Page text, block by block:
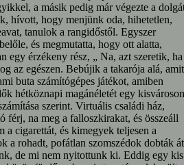
a másik pedig már végezte a
hívott, hogy menjünk oda, hihetetlen,
tanulok a rangidőstől. Egyszer
és megmutatta, hogy ott alatta,
egy érzékeny rész, „ Na, azt szeretik, ha
az egészen. Bebújik a takarója alá, amit
buta számítógépes játékot, amiben
hétköznapi magánéletét egy kisvároson
szerint. Virtuális családi ház,
férj, na meg a falloszkirakat, és összeáll
cigarettát, és kimegyek teljesen a
a rohadt, pofátlan szomszédok dobták át
de mi nem nyitottunk ki. Eddig egy kis